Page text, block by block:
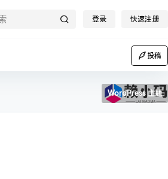
登录 快速注册
投稿
WordPress 主题